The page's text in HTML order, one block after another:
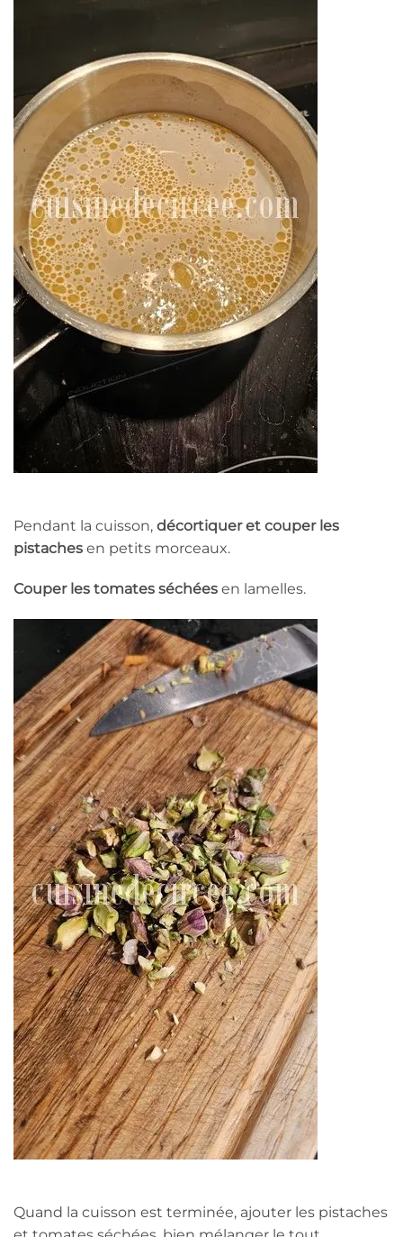
Pendant la cuisson, décortiquer et couper les
pistaches en petits morceaux.
Couper les tomates séchées en lamelles.
Quand la cuisson est terminée, ajouter les pistaches